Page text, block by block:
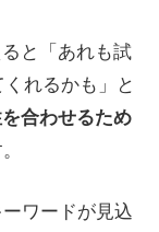
と「あれも試
れるかも」と
合わせるため
ワードが見込